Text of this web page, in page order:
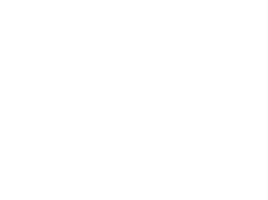
Funzionalità Beta.
affiliate l’autorizzazione a
e tradurre il proprio Invio
i termini di protezione dei
in qualsiasi forma e su
alcuna restrizione e in